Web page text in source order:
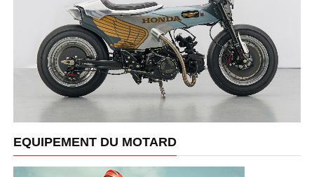
EQUIPEMENT DU MOTARD